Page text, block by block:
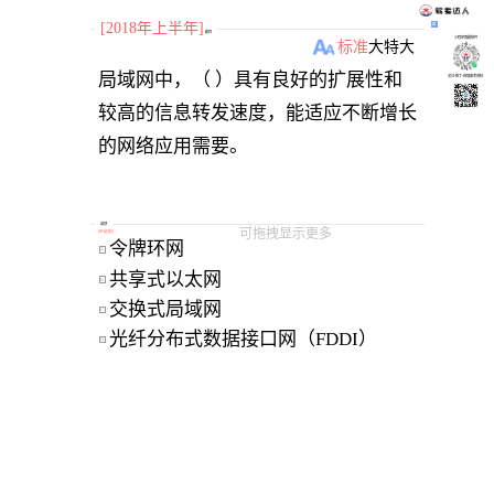
[2018年上半年] 题目
标准大特大
局域网中，（ ）具有良好的扩展性和
较高的信息转发速度，能适应不断增长
可拖拽显示更多
选项
单选题
A 令牌环网
B 共享式以太网
C 交换式局域网
D 光纤分布式数据接口网（FDDI）
小程序刷题软件
关注“柴丁”获取备考资料